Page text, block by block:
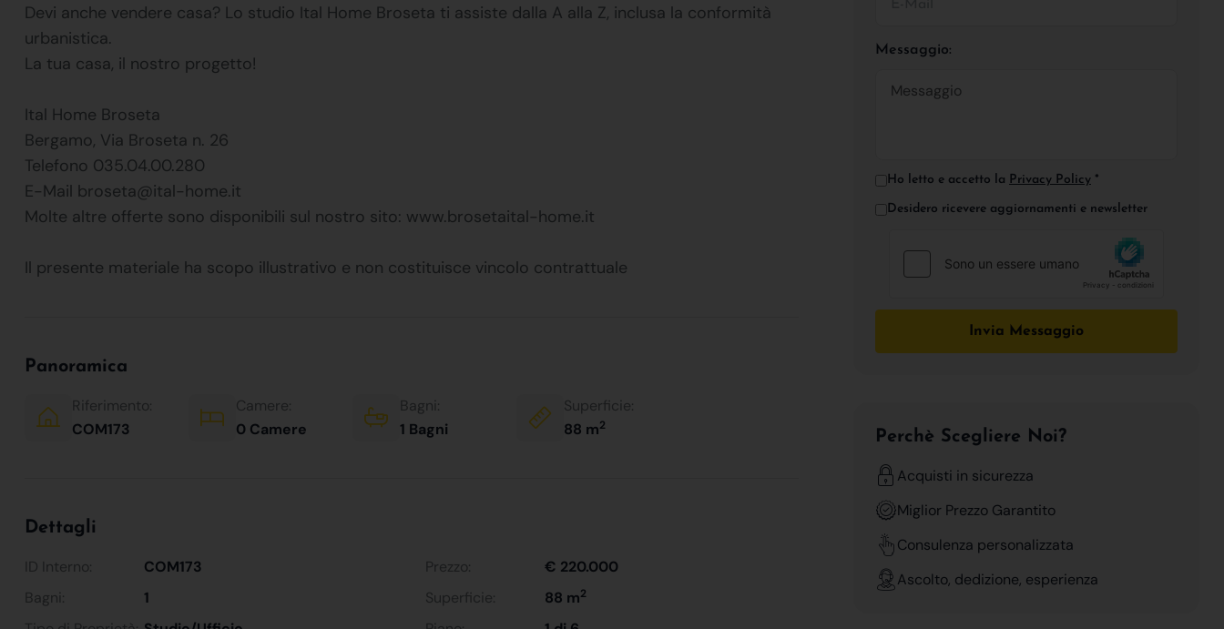
Devi anche vendere casa? Lo studio Ital Home Broseta ti assiste dalla A alla Z, inclusa la conformità
urbanistica.
La tua casa, il nostro progetto!
Ital Home Broseta
Bergamo, Via Broseta n. 26
Telefono 035.04.00.280
E-Mail broseta@ital-home.it
Molte altre offerte sono disponibili sul nostro sito: www.brosetaital-home.it
Il presente materiale ha scopo illustrativo e non costituisce vincolo contrattuale
Panoramica
Riferimento:
COM173
Camere:
0 Camere
Bagni:
1 Bagni
Superficie:
88 m2
Dettagli
ID Interno: COM173 Prezzo:
€ 220.000
Bagni:
1 Superficie: 88 m2
Messaggio:
Ho letto e accetto la Privacy Policy *
Desidero ricevere aggiornamenti e newsletter
Invia Messaggio
Perchè Scegliere Noi?
Acquisti in sicurezza
Miglior Prezzo Garantito
Consulenza personalizzata
Ascolto, dedizione, esperienza